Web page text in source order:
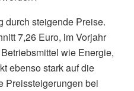
durch steigende Preise.
7,26 Euro, im Vorjahr
wie Energie,
ebenso stark auf die
Preissteigerungen bei